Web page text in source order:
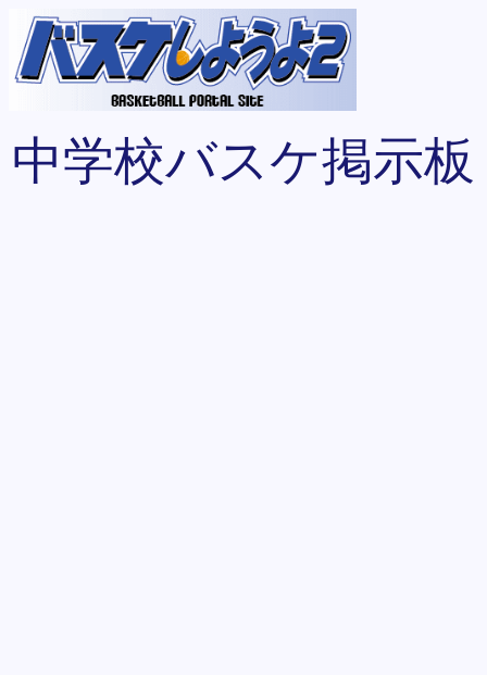
中学校バスケ掲示板